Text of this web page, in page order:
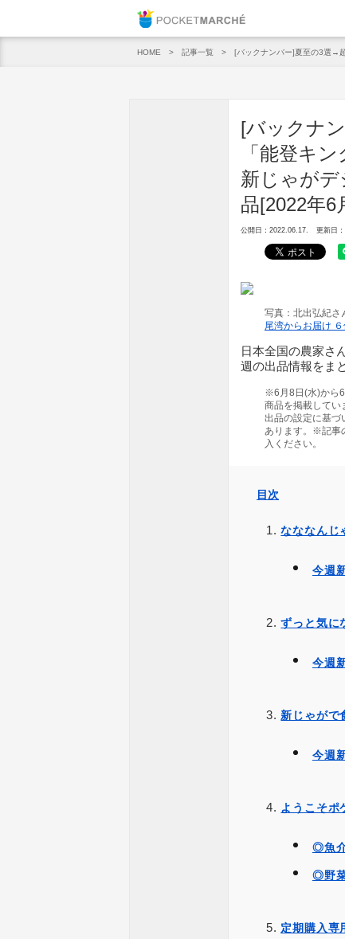
HOME 記事一覧 [バックナンバー]夏至の3選→
[バックナ
「能登キ
新じゃがデ
品[2022年6
公開日：2022.06.17. 更新日
写真：北出弘紀さ
尾湾からお届け ６
日本全国の農家さ
週の出品情報をま
※6月8日(水)から
商品を掲載して
出品の設定に基づ
あります。※記事
入ください。
目次
なななんじ
今週
ずっと気に
今週
新じゃがで
今週
ようこそポ
◎魚
◎野
定期購入専